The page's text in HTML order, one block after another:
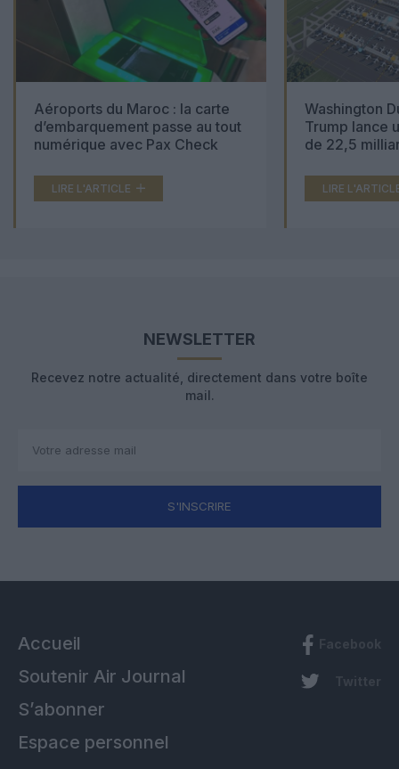
Aéroports du Maroc : la carte
d’embarquement passe au tout
numérique avec Pax Check
LIRE L'ARTICLE
Washington
Trump lance
de 22,5
LIRE
NEWSLETTER
Recevez notre actualité, directement dans votre boîte
mail.
S'INSCRIRE
Accueil
Soutenir Air Journal
S’abonner
Espace personnel